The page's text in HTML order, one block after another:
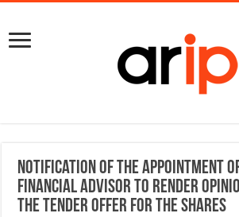
Notification of the Appointment
Financial Advisor to Render
the Tender offer for the shares